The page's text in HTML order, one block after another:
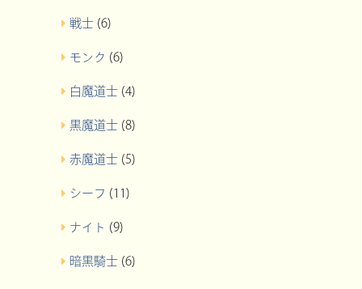
戦士 (6)
モンク (6)
白魔道士 (4)
黒魔道士 (8)
赤魔道士 (5)
シーフ (11)
ナイト (9)
暗黒騎士 (6)